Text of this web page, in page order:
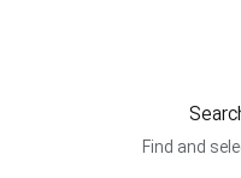
Find and